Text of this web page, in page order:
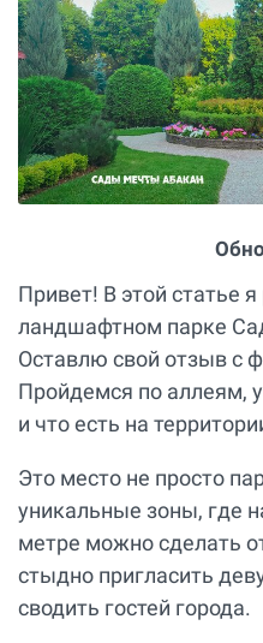
Привет! В этой статье
ландшафтном парке
Оставлю свой отзыв с
Пройдемся по аллеям,
и что есть на
Это место не просто
уникальные зоны, где
метре можно сделать
стыдно пригласить
сводить гостей города.